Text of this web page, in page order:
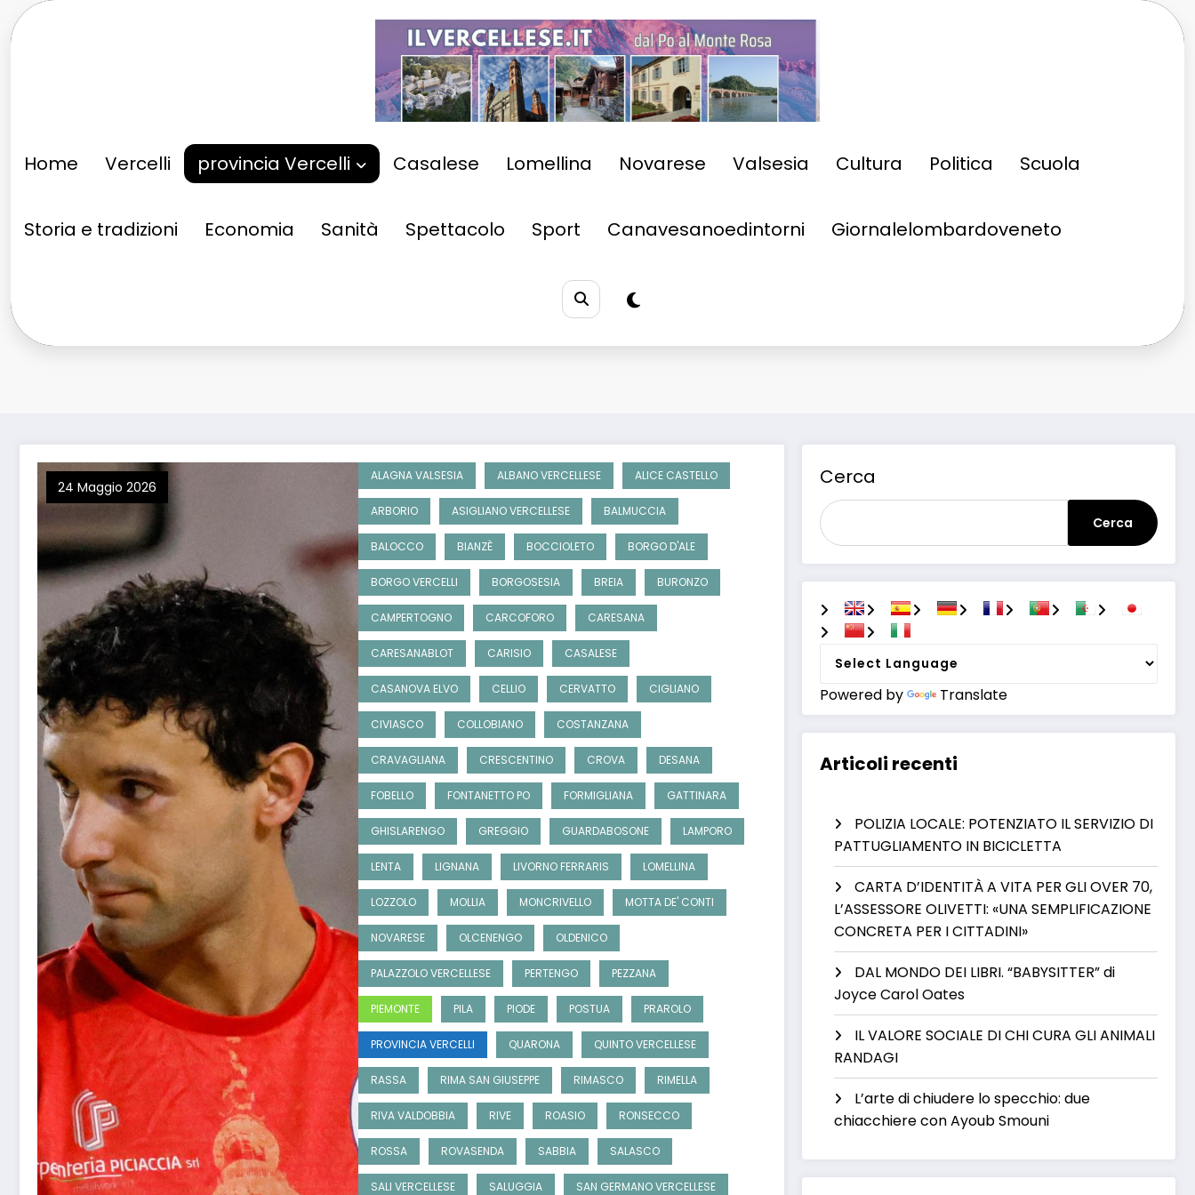
al
Home Vercelli provincia Vercelli Casalese Lomellina Novarese Valsesia Cultura Politica Scuola
Storia e tradizioni Economia Sanità Spettacolo Sport Canavesanoedintorni Giornalelombardoveneto
24 Maggio 2026
ALAGNA VALSESIA ALBANO VERCELLESE ALICE CASTELLO
ARBORIO ASIGLIANO VERCELLESE BALMUCCIA
BALOCCO BIANZÈ BOCCIOLETO BORGO D'ALE
BORGO VERCELLI BORGOSESIA BREIA BURONZO
CAMPERTOGNO CARCOFORO CARESANA
CARESANABLOT CARISIO CASALESE
CASANOVA ELVO CELLIO CERVATTO CIGLIANO
CIVIASCO COLLOBIANO COSTANZANA
CRAVAGLIANA CRESCENTINO CROVA DESANA
FOBELLO FONTANETTO PO FORMIGLIANA GATTINARA
GHISLARENGO GREGGIO GUARDABOSONE LAMPORO
LENTA LIGNANA LIVORNO FERRARIS LOMELLINA
LOZZOLO MOLLIA MONCRIVELLO MOTTA DE' CONTI
NOVARESE OLCENENGO OLDENICO
PALAZZOLO VERCELLESE PERTENGO PEZZANA
PIEMONTE PILA PIODE POSTUA PRAROLO
PROVINCIA VERCELLI QUARONA QUINTO VERCELLESE
RASSA RIMA SAN GIUSEPPE RIMASCO RIMELLA
RIVA VALDOBBIA RIVE ROASIO RONSECCO
ROSSA ROVASENDA SABBIA SALASCO
SALI VERCELLESE SALUGGIA SAN GERMANO VERCELLESE
Cerca
Cerca
Powered by Translate
Articoli recenti
POLIZIA LOCALE: POTENZIATO IL SERVIZIO DI
PATTUGLIAMENTO IN BICICLETTA
CARTA D’IDENTITÀ A VITA PER GLI OVER 70,
L’ASSESSORE OLIVETTI: «UNA SEMPLIFICAZIONE
CONCRETA PER I CITTADINI»
DAL MONDO DEI LIBRI. “BABYSITTER” di
Joyce Carol Oates
IL VALORE SOCIALE DI CHI CURA GLI ANIMALI
RANDAGI
L’arte di chiudere lo specchio: due
chiacchiere con Ayoub Smouni